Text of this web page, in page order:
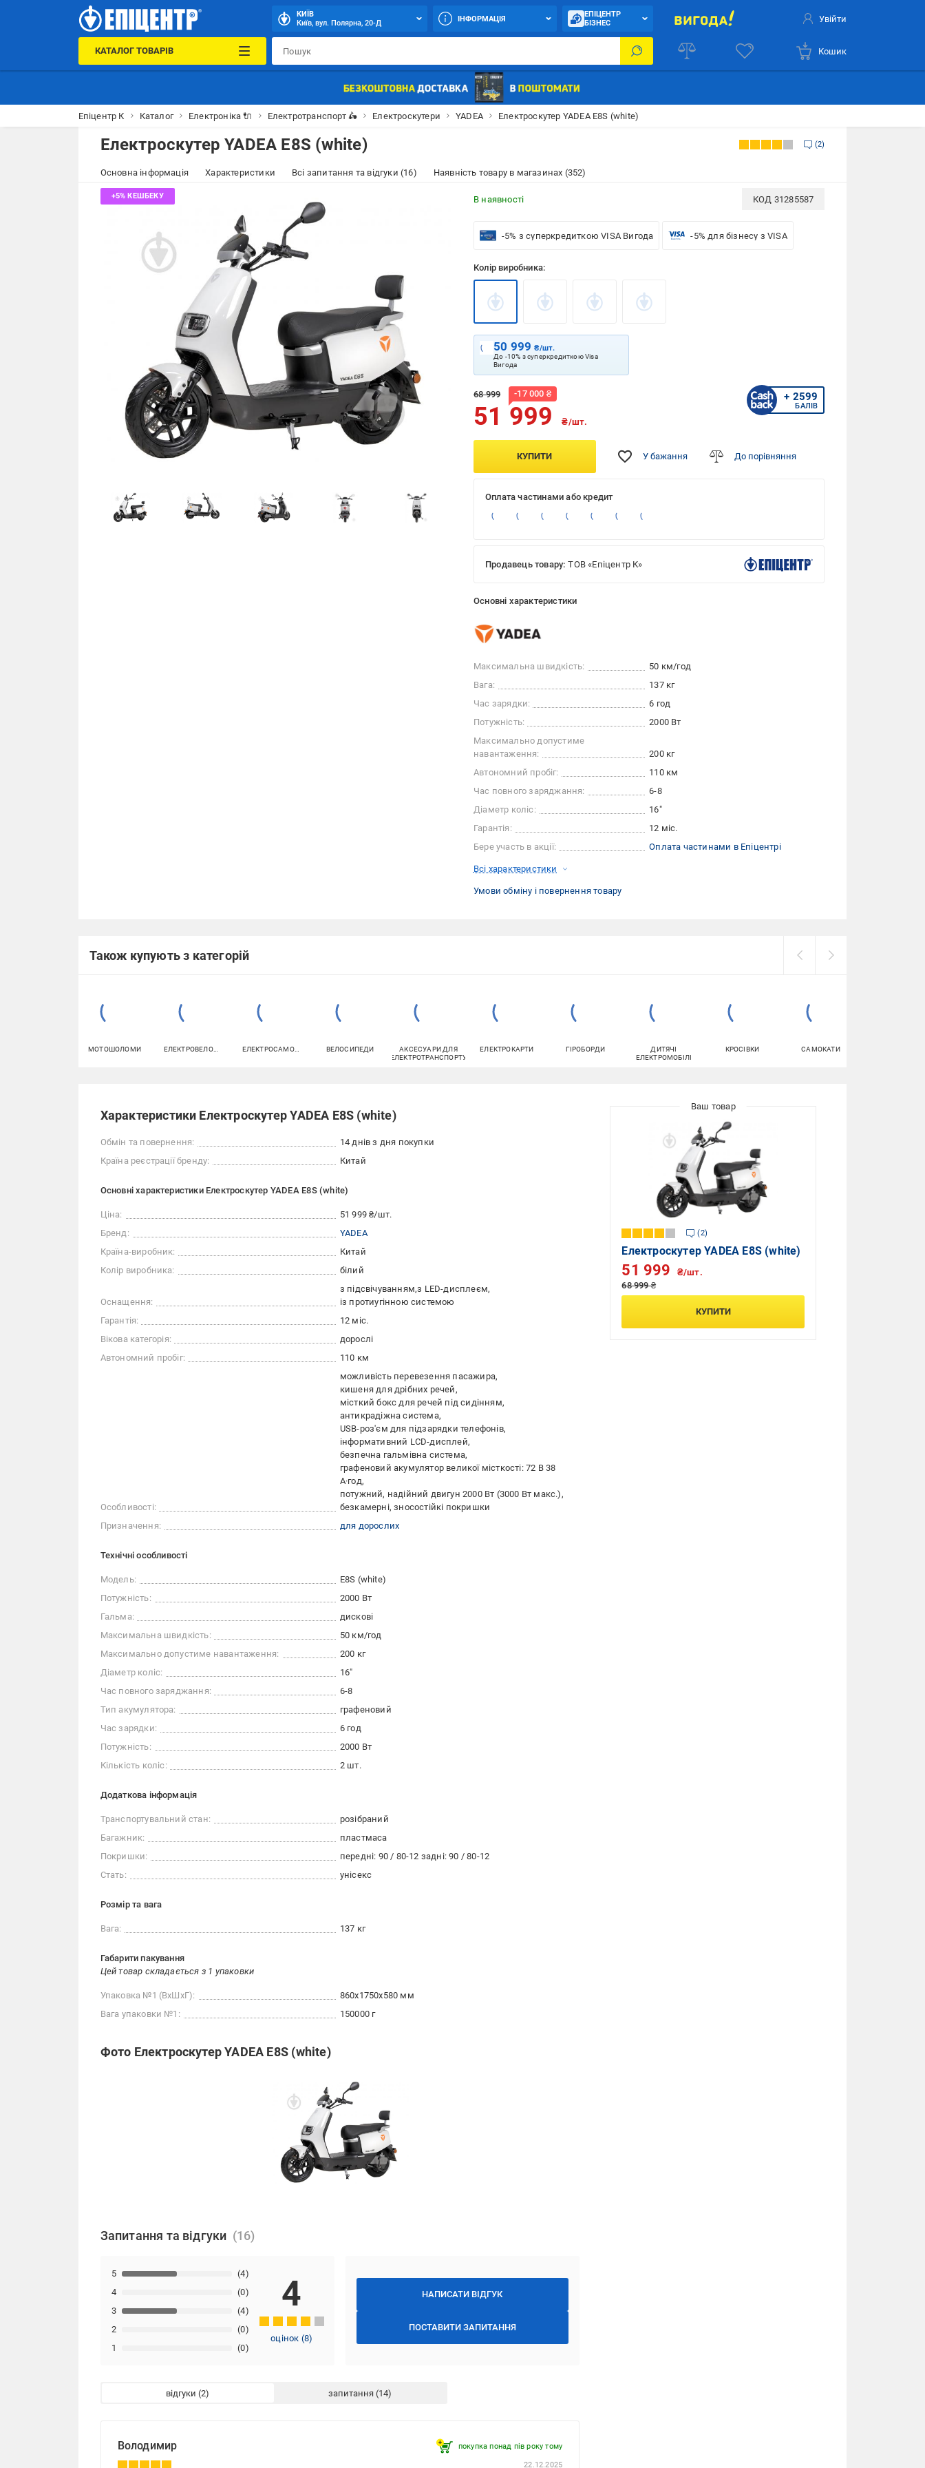
КИЇВ
Київ, вул. Полярна, 20-Д
ІНФОРМАЦІЯ
ЕПІЦЕНТР
БІЗНЕС
Увійти
КАТАЛОГ ТОВАРІВ Кошик
Епіцентр К Каталог Електроніка 🔌 Електротранспорт 🛵 Електроскутери YADEA Електроскутер YADEA E8S (white)
Електроскутер YADEA E8S (white) 2
Основна інформація Характеристики Всі запитання та відгуки (16) Наявність товару в магазинах (352)
В наявності КОД 31285587
-5% з суперкредиткою VISA Вигода -5% для бізнесу з VISA
Колір виробника:
50 999₴/шт.
До -10% з суперкредиткою Visa
Вигода
68 999 -17 000 ₴
51 999 ₴/шт.
+ 2599
БАЛІВ
КУПИТИ У бажання До порівняння
Оплата частинами або кредит
Продавець товару: ТОВ «Епіцентр К»
Основні характеристики
Максимальна швидкість:
50 км/год
Вага:
137 кг
Час зарядки:
6 год
Потужність:
2000 Вт
Максимально допустиме
навантаження:
200 кг
Автономний пробіг:
110 км
Час повного заряджання:
6-8
Діаметр коліс:
16"
Гарантія:
12 міс.
Бере участь в акції:
Оплата частинами в Епіцентрі
Всі характеристики
Умови обміну і повернення товару
Також купують з категорій
МОТОШОЛОМИ ЕЛЕКТРОВЕЛОСИПЕДИ ЕЛЕКТРОСАМОКАТИ ВЕЛОСИПЕДИ
АКСЕСУАРИ ДЛЯ
ЕЛЕКТРОТРАНСПОРТУ
ЕЛЕКТРОКАРТИ ГІРОБОРДИ
ДИТЯЧІ
ЕЛЕКТРОМОБІЛІ
КРОСІВКИ САМОКАТИ
Характеристики Електроскутер YADEA E8S (white)
Обмін та повернення:
14 днів з дня покупки
Країна реєстрації бренду:
Китай
Основні характеристики Електроскутер YADEA E8S (white)
Ціна:
51 999 ₴/шт.
Бренд:
YADEA
Країна-виробник:
Китай
Колір виробника:
білий
Оснащення:
з підсвічуванням з LED-дисплеєм
із протиугінною системою
Гарантія:
12 міс.
Вікова категорія:
дорослі
Автономний пробіг:
110 км
Особливості:
можливість перевезення пасажира
кишеня для дрібних речей
місткий бокс для речей під сидінням
антикрадіжна система
USB-роз'єм для підзарядки телефонів
інформативний LCD-дисплей
безпечна гальмівна система
графеновий акумулятор великої місткості: 72 В 38
А·год
потужний, надійний двигун 2000 Вт (3000 Вт макс.)
безкамерні, зносостійкі покришки
Призначення:
для дорослих
Технічні особливості
Модель:
E8S (white)
Потужність:
2000 Вт
Гальма:
дискові
Максимальна швидкість:
50 км/год
Максимально допустиме навантаження:
200 кг
Діаметр коліс:
16"
Час повного заряджання:
6-8
Тип акумулятора:
графеновий
Час зарядки:
6 год
Потужність:
2000 Вт
Кількість коліс:
2 шт.
Додаткова інформація
Транспортувальний стан:
розібраний
Багажник:
пластмаса
Покришки:
передні: 90 / 80-12 задні: 90 / 80-12
Стать:
унісекс
Розмір та вага
Вага: 137 кг
Габарити пакування
Цей товар складається з 1 упаковки
Упаковка №1 (ВхШхГ):
860x1750x580 мм
Вага упаковки №1:
150000 г
Фото Електроскутер YADEA E8S (white)
Запитання та відгуки
НАПИСАТИ ВІДГУК
ПОСТАВИТИ ЗАПИТАННЯ
1 (0)
2 (0)
3 (4)
4 (0)
5 (4)
4
оцінок (8)
відгуки запитання
Володимир покупка понад пів року тому
22.12.2025
2
Електроскутер YADEA E8S (white)
68 999 ₴
51 999 ₴/шт.
КУПИТИ